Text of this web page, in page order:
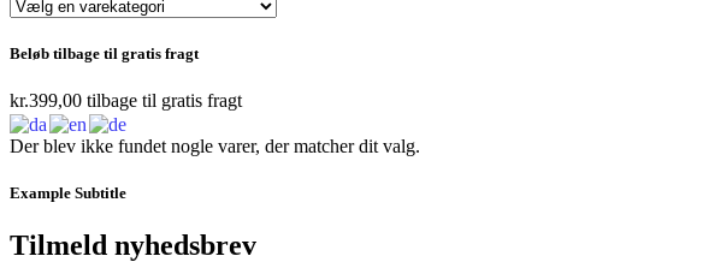
Beløb tilbage til gratis fragt
kr.399,00 tilbage til gratis fragt
Der blev ikke fundet nogle varer, der matcher dit valg.
Example Subtitle
Tilmeld nyhedsbrev